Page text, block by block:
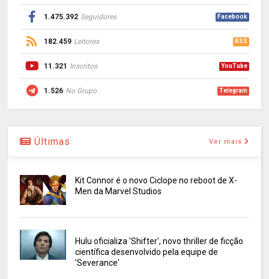
1.475.392 Seguidores Facebook
182.459 Leitores RSS
11.321 Inscritos YouTube
1.526 No Grupo Telegram
Últimas Ver mais
Kit Connor é o novo Ciclope no reboot de X-
Men da Marvel Studios
Hulu oficializa 'Shifter', novo thriller de ficção
científica desenvolvido pela equipe de
'Severance'